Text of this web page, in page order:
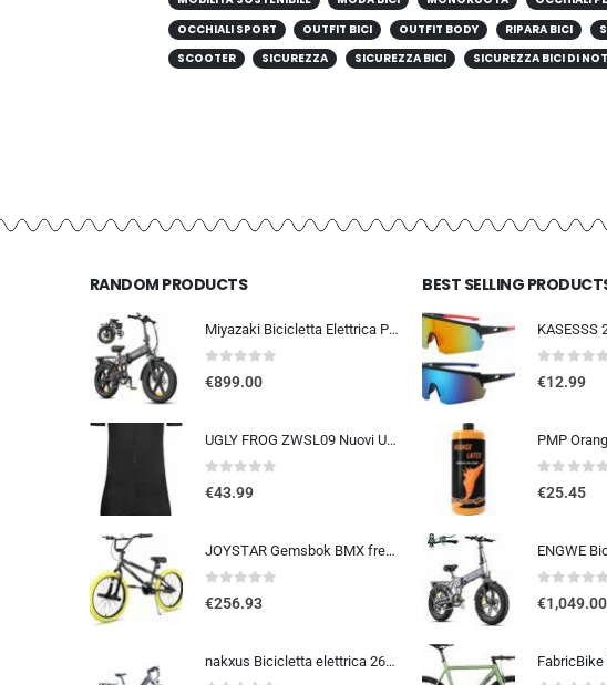
OCCHIALI SPORT
OUTFIT BICI OUTFIT BODY RIPARA BICI
SCOOTER
SICUREZZA SICUREZZA BICI SICUREZZA BICI DI
RANDOM PRODUCTS
Miyazaki Bicicletta Elettrica Pieghevole per Adulti – Ebike con Motore Brushless – Batteria Rimovibile 48V 14Ah – Bicicletta
0out of 5
€899.00
UGLY FROG ZWSL09 Nuovi Uomini Traspirante Primavera Autunno A Maniche Corta Ciclismo Body Skinsuit All’aperto Sportswear A…
0out of 5
€43.99
JOYSTAR Gemsbok BMX freestyle da 20/24 pollici per bambini dai 9 ai 14 anni, mountain bike da 20/24 pollici per bambini
0out of 5
€256.93
nakxus Bicicletta elettrica 26M208, bicicletta elettrica da 26″, da trekking, con batteria al litio da 36 V, 12,5 Ah, fino a 100 KM, motore da 250 W, compatibile con l’UE, colore: grigio
BEST SELLING
0out of 5
€12.99
0out of 5
€25.45
0out of 5
€1,049.00